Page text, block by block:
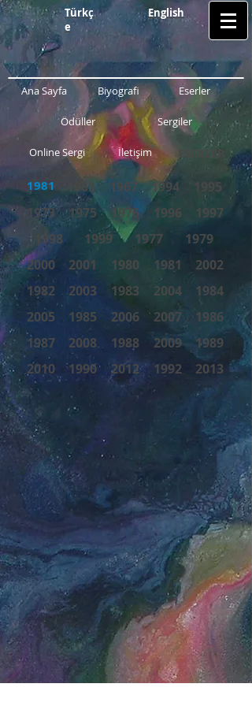
Türkç
e
English
Ana Sayfa Biyografi Eserler
Ödüller Sergiler
Online Sergi İletişim
ESERLER
1981
1965 1967 1994
1995
1973
1975 1976 1996
1997
1998
1999 1977
1979
2000
2001 1980 1981
2002
1982
2003 1983 2004
1984
2005
1985 2006 2007
1986
1987
2008 1988 2009
1989
2010
1990 2012 1992
2013
Yurtda Sulh Cihanda Sulh